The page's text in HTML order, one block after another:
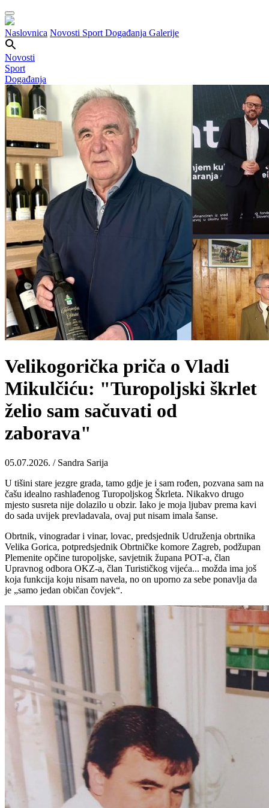
Naslovnica Novosti Sport Događanja Galerije
Novosti
Sport
Događanja
Velikogorička priča o Vladi
Mikulčiću: "Turopoljski škrlet
želio sam sačuvati od
zaborava"
05.07.2026. / Sandra Sarija
U tišini stare jezgre grada, tamo gdje je i sam rođen, pozvana sam na
čašu idealno rashlađenog Turopoljskog Škrleta. Nikakvo drugo
mjesto susreta nije dolazilo u obzir. Iako je moja ljubav prema kavi
do sada uvijek prevladavala, ovaj put nisam imala šanse.
Obrtnik, vinogradar i vinar, lovac, predsjednik Udruženja obrtnika
Velika Gorica, potpredsjednik Obrtničke komore Zagreb, podžupan
Plemenite opčine turopoljske, savjetnik župana POT-a, član
Upravnog odbora OKZ-a, član Turističkog vijeća... možda ima još
koja funkcija koju nisam navela, no on uporno za sebe ponavlja da
je „samo jedan običan čovjek“.